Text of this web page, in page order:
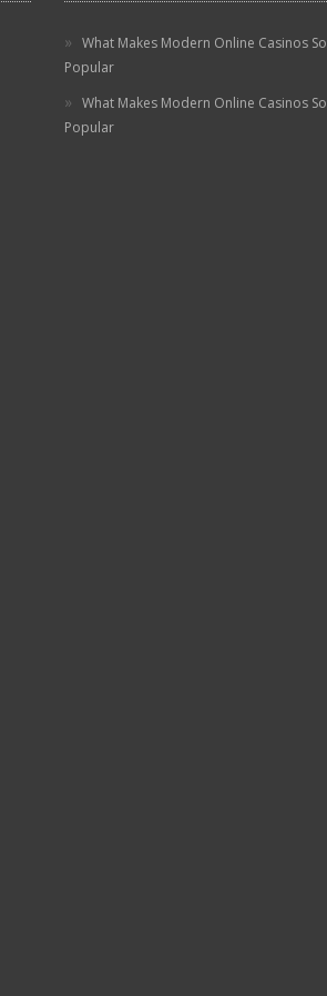
What Makes Modern Online Casinos So
Popular
What Makes Modern Online Casinos So
Popular